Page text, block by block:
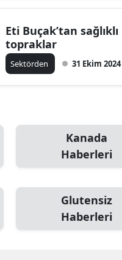
Eti Buçak’tan sağlıklı
topraklar
Sektörden 31 Ekim 2024
Kanada
Haberleri
Glutensiz
Haberleri